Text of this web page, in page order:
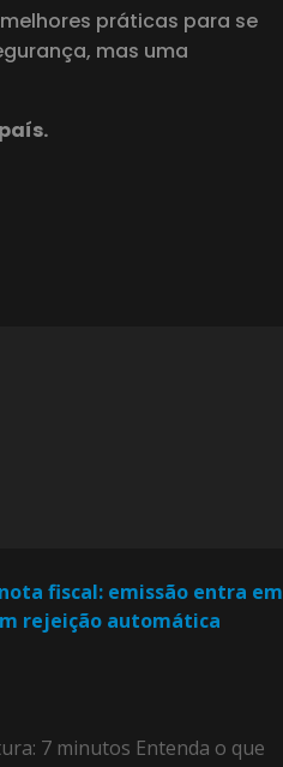
práticas para se
mas uma
nota fiscal: emissão entra em
rejeição automática
7 minutos Entenda o que